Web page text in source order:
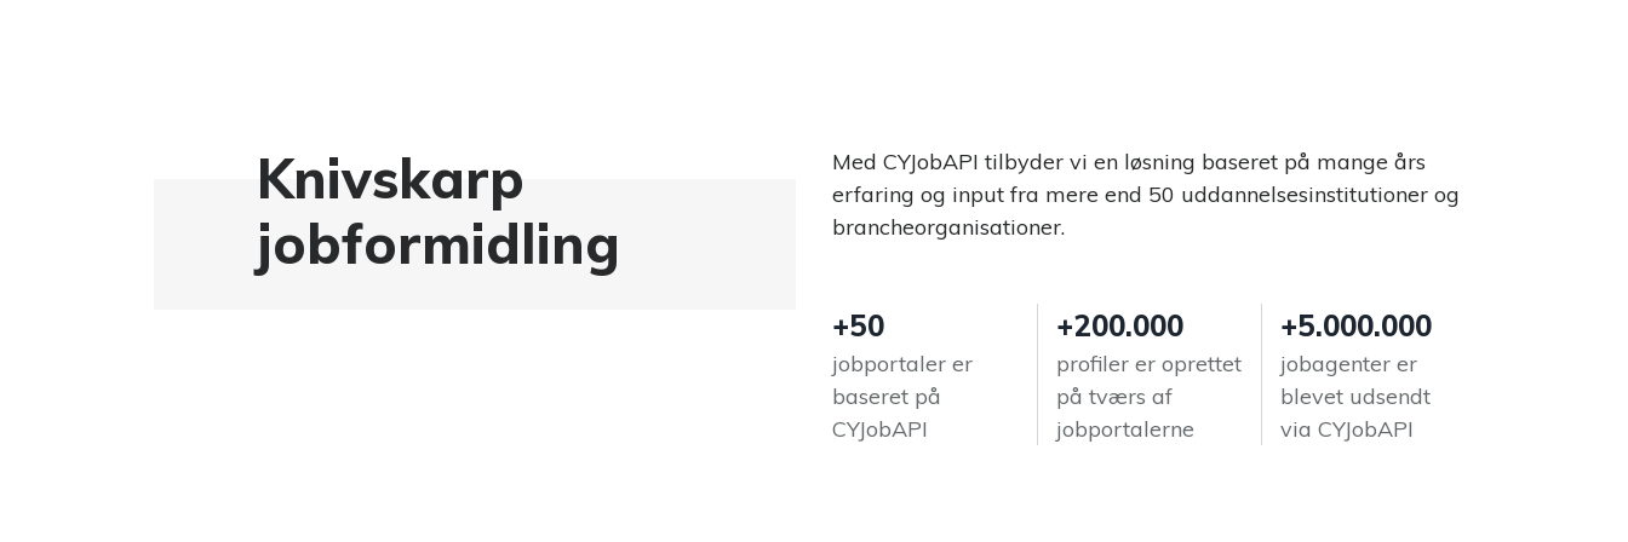
Knivskarp
jobformidling
Med CYJobAPI tilbyder vi en løsning baseret på mange års
erfaring og input fra mere end 50 uddannelsesinstitutioner og
brancheorganisationer.
+50
jobportaler er
baseret på
CYJobAPI
+200.000
profiler er oprettet
på tværs af
jobportalerne
+5.000.000
jobagenter er
blevet udsendt
via CYJobAPI